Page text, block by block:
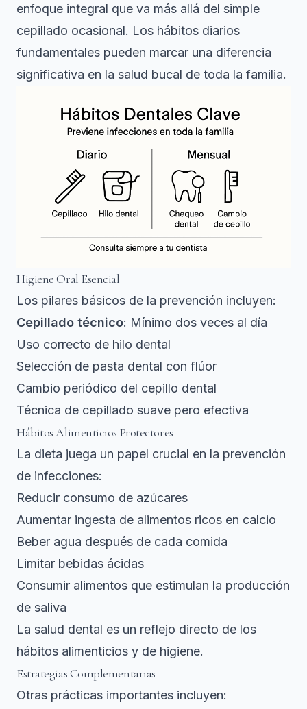
enfoque integral que va más allá del simple
cepillado ocasional. Los hábitos diarios
fundamentales pueden marcar una diferencia
significativa en la salud bucal de toda la familia.
Higiene Oral Esencial
Los pilares básicos de la prevención incluyen:
Cepillado técnico: Mínimo dos veces al día
Uso correcto de hilo dental
Selección de pasta dental con flúor
Cambio periódico del cepillo dental
Técnica de cepillado suave pero efectiva
Hábitos Alimenticios Protectores
La dieta juega un papel crucial en la prevención
de infecciones:
Reducir consumo de azúcares
Aumentar ingesta de alimentos ricos en calcio
Beber agua después de cada comida
Limitar bebidas ácidas
Consumir alimentos que estimulan la producción
de saliva
La salud dental es un reflejo directo de los
hábitos alimenticios y de higiene.
Estrategias Complementarias
Otras prácticas importantes incluyen: